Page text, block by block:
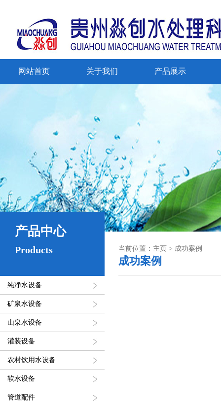
网站首页 关于我们 产品展示
产品中心
Products
纯净水设备
矿泉水设备
山泉水设备
灌装设备
农村饮用水设备
软水设备
管道配件
当前位置：主页 > 成功案例
成功案例